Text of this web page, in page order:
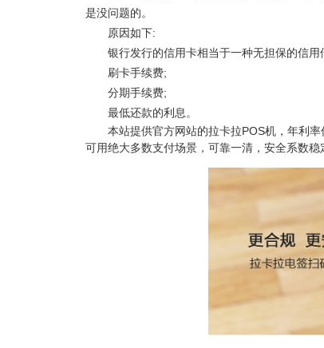
是没问题的。
原因如下:
银行发行的信用卡相当于一种无担保的信用
刷卡手续费;
分期手续费;
最低还款的利息。
本站提供官方网站的拉卡拉POS机，年利率
可用绝大多数支付场景，可靠一清，安全系数